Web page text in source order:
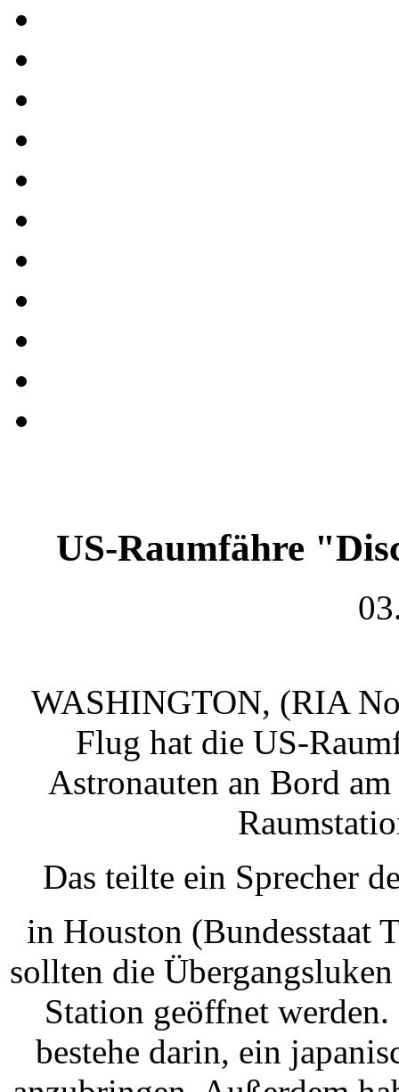
US-Raumfähre
WASHINGTON, (RIA
Flug hat die US-
Astronauten an Bord
Das teilte ein Sprecher
in Houston (Bundesstaat
sollten die
Station geöffnet
bestehe darin, ein